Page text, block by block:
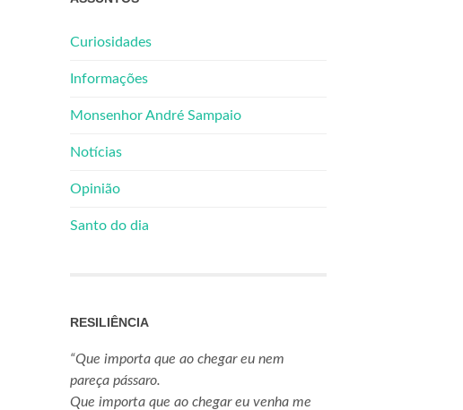
Curiosidades
Informações
Monsenhor André Sampaio
Notícias
Opinião
Santo do dia
RESILIÊNCIA
“Que importa que ao chegar eu nem
pareça pássaro.
Que importa que ao chegar eu venha me